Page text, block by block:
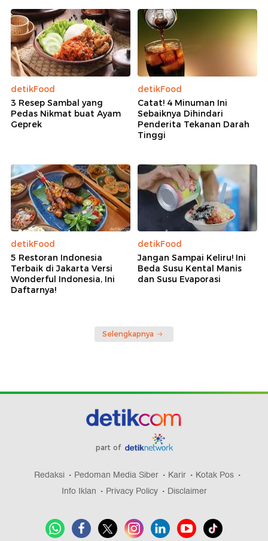
detikFood
3 Resep Sambal yang
Pedas Nikmat buat Ayam
Geprek
detikFood
Catat! 4 Minuman Ini
Sebaiknya Dihindari
Penderita Tekanan Darah
Tinggi
detikFood
5 Restoran Indonesia
Terbaik di Jakarta Versi
Wonderful Indonesia, Ini
Daftarnya!
detikFood
Jangan Sampai Keliru! Ini
Beda Susu Kental Manis
dan Susu Evaporasi
Selengkapnya
part of
Redaksi Pedoman Media Siber Karir
Kotak Pos
Info Iklan
Privacy Policy Disclaimer